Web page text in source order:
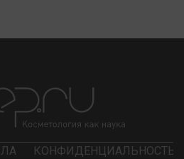
КОНФИДЕНЦИАЛЬНОСТЬ